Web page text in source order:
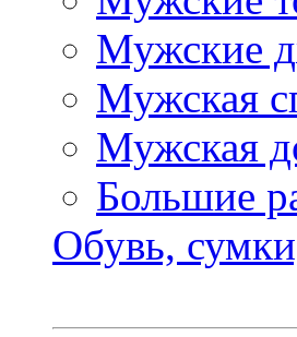
Мужские
Мужская
Мужская
Большие
Обувь,